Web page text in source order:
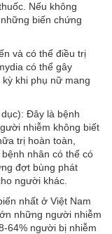
Nếu không
biến chứng
và có thể điều trị
có thể gây
khi phụ nữ mang
Đây là bệnh
nhiễm không biết
trị hoàn toàn,
nhân có thể có
đợt bùng phát
người khác.
nhất ở Việt Nam
những người nhiễm
64% người bị nhiễm